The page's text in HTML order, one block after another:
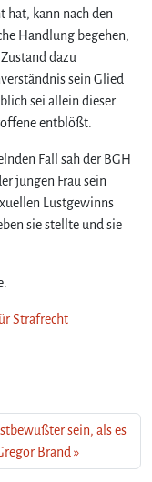
hat, kann nach den
Handlung begehen,
dazu
sein Glied
sei allein dieser
entblößt.
Fall sah der BGH
jungen Frau sein
Lustgewinns
sie stellte und sie
Strafrecht
sein, als es
Brand